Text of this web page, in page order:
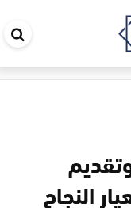
النجاح